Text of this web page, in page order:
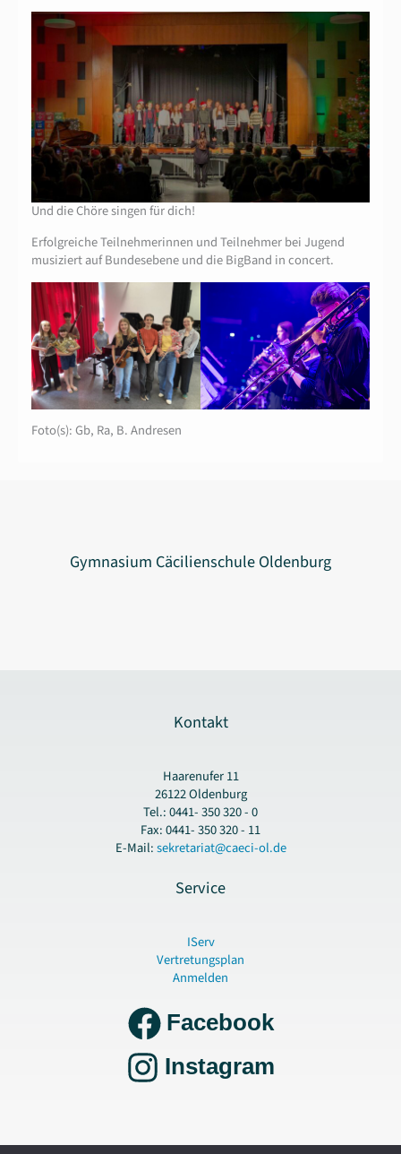
Und die Chöre singen für dich!
Erfolgreiche Teilnehmerinnen und Teilnehmer bei Jugend
musiziert auf Bundesebene und die BigBand in concert.
Foto(s): Gb, Ra, B. Andresen
Gymnasium Cäcilienschule Oldenburg
Kontakt
Haarenufer 11
26122 Oldenburg
Tel.: 0441- 350 320 - 0
Fax: 0441- 350 320 - 11
E-Mail:sekretariat@caeci-ol.de
Service
IServ
Vertretungsplan
Anmelden
Facebook
Instagram